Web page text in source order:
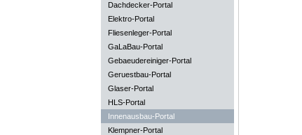
Dachdecker-Portal
Elektro-Portal
Fliesenleger-Portal
GaLaBau-Portal
Gebaeudereiniger-Portal
Geruestbau-Portal
Glaser-Portal
HLS-Portal
Innenausbau-Portal
Klempner-Portal